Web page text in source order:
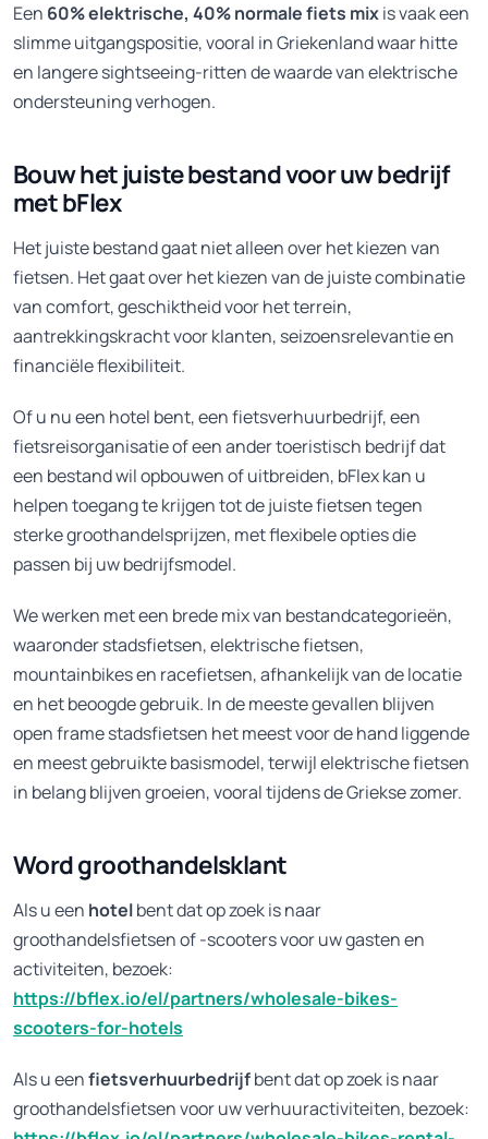
Een 60% elektrische, 40% normale fiets mixis vaak een
slimme uitgangspositie, vooral in Griekenland waar hitte
en langere sightseeing-ritten de waarde van elektrische
ondersteuning verhogen.
Bouw het juiste bestand voor uw bedrijf
met bFlex
Het juiste bestand gaat niet alleen over het kiezen van
fietsen. Het gaat over het kiezen van de juiste combinatie
van comfort, geschiktheid voor het terrein,
aantrekkingskracht voor klanten, seizoensrelevantie en
financiële flexibiliteit.
Of u nu een hotel bent, een fietsverhuurbedrijf, een
fietsreisorganisatie of een ander toeristisch bedrijf dat
een bestand wil opbouwen of uitbreiden, bFlex kan u
helpen toegang te krijgen tot de juiste fietsen tegen
sterke groothandelsprijzen, met flexibele opties die
passen bij uw bedrijfsmodel.
We werken met een brede mix van bestandcategorieën,
waaronder stadsfietsen, elektrische fietsen,
mountainbikes en racefietsen, afhankelijk van de locatie
en het beoogde gebruik. In de meeste gevallen blijven
open frame stadsfietsen het meest voor de hand liggende
en meest gebruikte basismodel, terwijl elektrische fietsen
in belang blijven groeien, vooral tijdens de Griekse zomer.
Word groothandelsklant
Als u een hotelbent dat op zoek is naar
groothandelsfietsen of -scooters voor uw gasten en
activiteiten, bezoek:
https://bflex.io/el/partners/wholesale-bikes-
scooters-for-hotels
Als u eenfietsverhuurbedrijfbent dat op zoek is naar
groothandelsfietsen voor uw verhuuractiviteiten, bezoek: